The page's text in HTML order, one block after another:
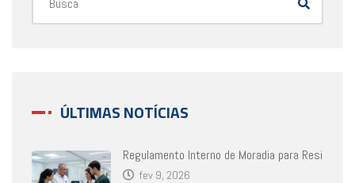
ÚLTIMAS NOTÍCIAS
Regulamento Interno de Moradia para Resi
fev 9, 2026